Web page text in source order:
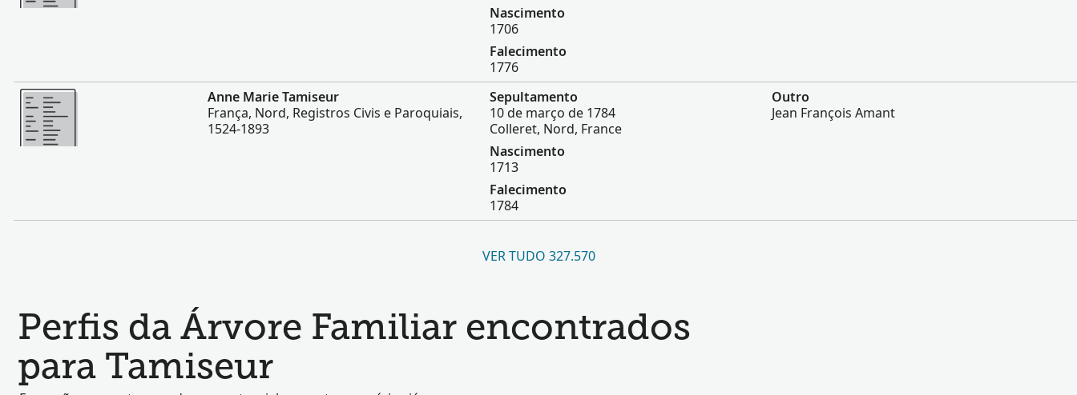
Nascimento
1706
Falecimento
1776
Mais
Anne Marie Tamiseur
França, Nord, Registros Civis e Paroquiais,
1524-1893
Sepultamento
10 de março de 1784
Colleret, Nord, France
Nascimento
1713
Falecimento
1784
Outro
Jean François Amant
VER TUDO 327.570
Perfis da Árvore Familiar encontrados
para Tamiseur